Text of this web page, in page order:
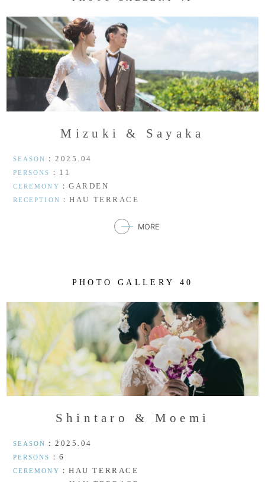
M i zu k i & Say aka
SEASON ：2025.04
PERSONS ：11
CEREMONY ：GARDEN
RECEPTION ：HAU TERRACE
MORE
P HO TO GA L LE RY 40
Shi n tar o & Moe m i
SEASON ：2025.04
PERSONS ：6
CEREMONY ：HAU TERRACE